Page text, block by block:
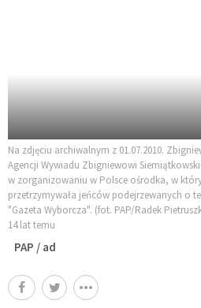
Na zdjęciu archiwalnym z 01.07.2010.
Agencji Wywiadu Zbigniewowi
w zorganizowaniu w Polsce ośrodka, w
przetrzymywała jeńców podejrzewanych o
"Gazeta Wyborcza". (fot. PAP/Radek
14 lat temu
PAP / ad